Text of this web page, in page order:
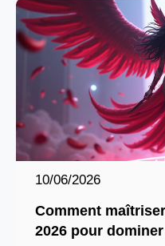
10/06/2026
Comment
2026 pour